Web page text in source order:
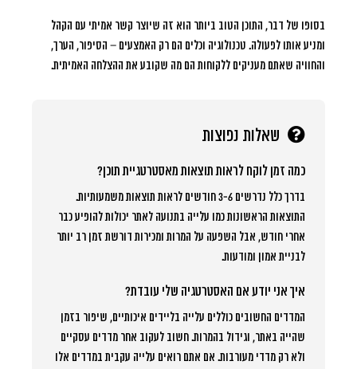
בסופו של דבר, התוכן הטוב ביותר הוא זה שיוצר קשר אמיתי עם הקהל
ומניע אותו לפעולה. טכנולוגיה וכלים הם רק האמצעים – הסיפור, הערך,
והחוויה שאתם מעניקים ללקוחות הם מה שקובע את ההצלחה האמיתית.
שאלות נפוצות
כמה זמן לוקח לראות תוצאות מאסטרטגיית תוכן?
בדרך כלל נדרשים 3-6 חודשים לראות תוצאות משמעותיות.
התוצאות הראשונות כמו עלייה בתנועה לאתר יכולות להופיע כבר
אחרי חודש, אבל השפעה על המרות ומכירות דורשת זמן רב יותר
לבניית אמון ומודעות.
איך אני יודע אם האסטרטגיה שלי עובדת?
המדדים החשובים כוללים עלייה בליידים איכותיים, שיפור בזמן
שהייה באתר, וגידול בהמרות. חשוב לעקוב אחר מדדים עסקיים
ולא רק מדדי מעורבות. אם אתם רואים עלייה עקבית במדדים אלו